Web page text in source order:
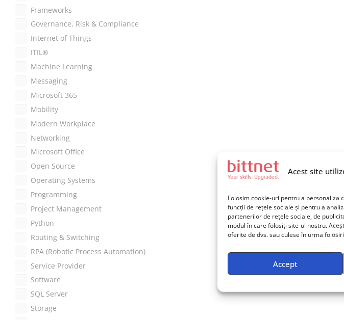
Acest site
Folosim cookie-uri pentru a
funcții de rețele sociale și pentru a
partenerilor de rețele sociale, de
modul în care folosiți site-ul nostru.
oferite de dvs. sau culese în urma
Accept
Frameworks
Governance, Risk & Compliance
Internet of Things
ITIL®
Machine Learning
Messaging
Microsoft 365
Mobility
Modern Workplace
Networking
Microsoft Office
Open Source
Operating Systems
Programming
Project Management
Python
Routing & Switching
RPA (Robotic Process Automation)
Service Provider
Software
SQL Server
Storage